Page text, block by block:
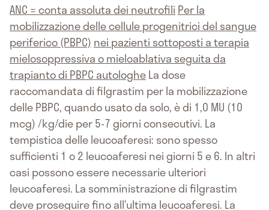
ANC = conta assoluta dei neutrofili Per la
mobilizzazione delle cellule progenitrici del sangue
periferico (PBPC) nei pazienti sottoposti a terapia
mielosoppressiva o mieloablativa seguita da
trapianto di PBPC autologheLa dose
raccomandata di filgrastim per la mobilizzazione
delle PBPC, quando usato da solo, è di 1,0 MU (10
mcg) /kg/die per 5-7 giorni consecutivi. La
tempistica delle leucoaferesi: sono spesso
sufficienti 1 o 2 leucoaferesi nei giorni 5 e 6. In altri
casi possono essere necessarie ulteriori
leucoaferesi. La somministrazione di filgrastim
deve proseguire fino all’ultima leucoaferesi. La